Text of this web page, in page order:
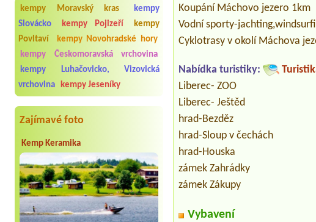
kempy Moravský kras
kempy
Slovácko
kempy Pojizeří
kempy
Povltaví
kempy Novohradské hory
kempy Českomoravská vrchovina
kempy Luhačovicko, Vizovická
vrchovina kempy Jeseníky
Zajímavé foto
Kemp Keramika
Koupání Máchovo jezero 1km
Vodní sporty-
Cyklotrasy v okolí Máchova
Nabídka turistiky:
Liberec- ZOO
Liberec- Ještěd
hrad-Bezděz
hrad-Sloup v čechách
hrad-Houska
zámek Zahrádky
zámek Zákupy
Vybavení